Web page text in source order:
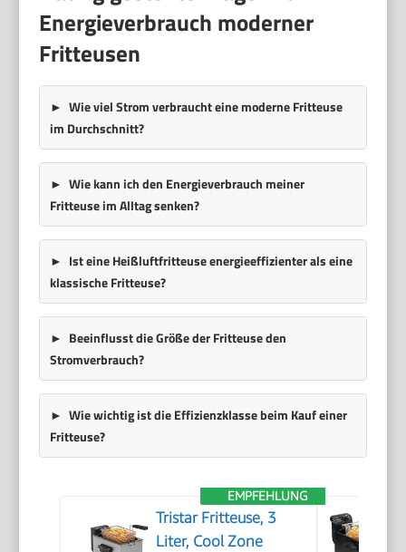
Energieverbrauch moderner
Fritteusen
Wie viel Strom verbraucht eine moderne Fritteuse
im Durchschnitt?
Wie kann ich den Energieverbrauch meiner
Fritteuse im Alltag senken?
Ist eine Heißluftfritteuse energieeffizienter als eine
klassische Fritteuse?
Beeinflusst die Größe der Fritteuse den
Stromverbrauch?
Wie wichtig ist die Effizienzklasse beim Kauf einer
Fritteuse?
EMPFEHLUNG
Tristar Fritteuse, 3
Liter, Cool Zone